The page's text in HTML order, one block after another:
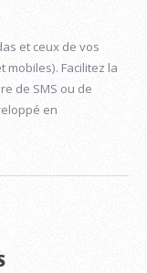
et ceux de vos
Facilitez la
de SMS ou de
en